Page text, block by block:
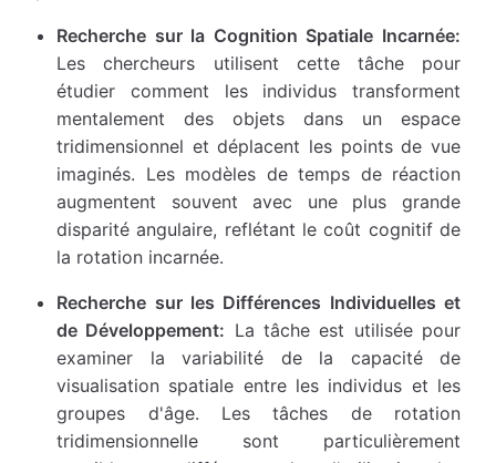
Recherche sur la Cognition Spatiale Incarnée:
Les chercheurs utilisent cette tâche pour
étudier comment les individus transforment
mentalement des objets dans un espace
tridimensionnel et déplacent les points de vue
imaginés. Les modèles de temps de réaction
augmentent souvent avec une plus grande
disparité angulaire, reflétant le coût cognitif de
la rotation incarnée.
Recherche sur les Différences Individuelles et
de Développement: La tâche est utilisée pour
examiner la variabilité de la capacité de
visualisation spatiale entre les individus et les
groupes d'âge. Les tâches de rotation
tridimensionnelle sont particulièrement